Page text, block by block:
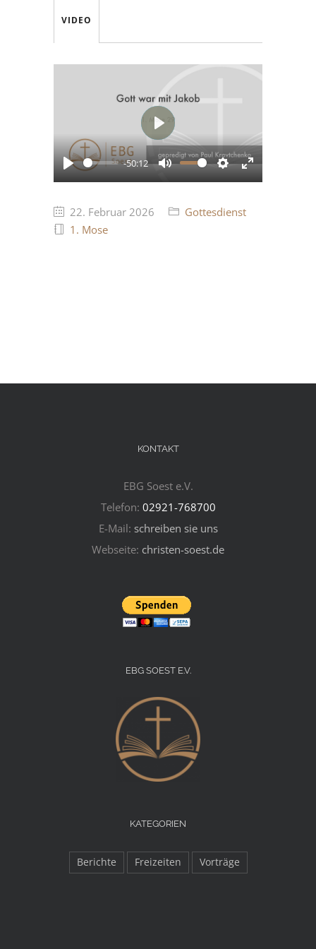
VIDEO
Play
-50:12
Mute Settings
Enter
Play
22. Februar 2026
Gottesdienst
1. Mose
KONTAKT
EBG Soest e.V.
Telefon: 02921-768700
E-Mail: schreiben sie uns
Webseite: christen-soest.de
EBG SOEST E.V.
KATEGORIEN
Berichte Freizeiten Vorträge